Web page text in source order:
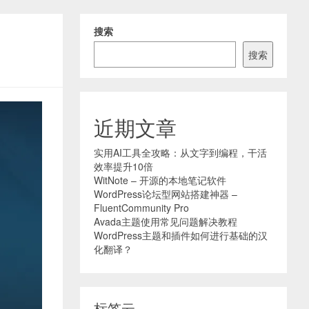
搜索
搜索
近期文章
实用AI工具全攻略：从文字到编程，干活
效率提升10倍
WitNote – 开源的本地笔记软件
WordPress论坛型网站搭建神器 –
FluentCommunity Pro
Avada主题使用常见问题解决教程
WordPress主题和插件如何进行基础的汉
化翻译？